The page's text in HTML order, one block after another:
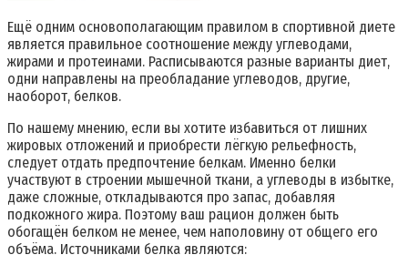
Ещё одним основополагающим правилом в спортивной диете
является правильное соотношение между углеводами,
жирами и протеинами. Расписываются разные варианты диет,
одни направлены на преобладание углеводов, другие,
наоборот, белков.
По нашему мнению, если вы хотите избавиться от лишних
жировых отложений и приобрести лёгкую рельефность,
следует отдать предпочтение белкам. Именно белки
участвуют в строении мышечной ткани, а углеводы в избытке,
даже сложные, откладываются про запас, добавляя
подкожного жира. Поэтому ваш рацион должен быть
обогащён белком не менее, чем наполовину от общего его
объёма. Источниками белка являются: